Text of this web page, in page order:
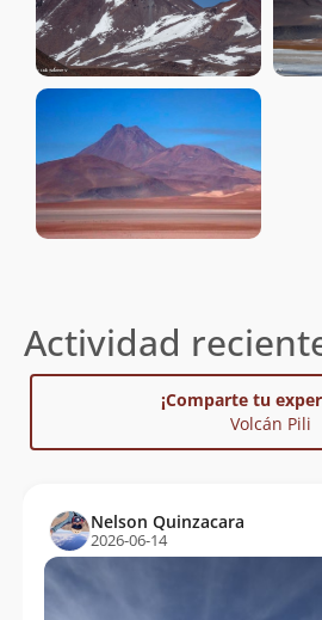
Actividad
¡Comparte tu
Volcán Pili
Nelson Quinzacara
2026-06-14